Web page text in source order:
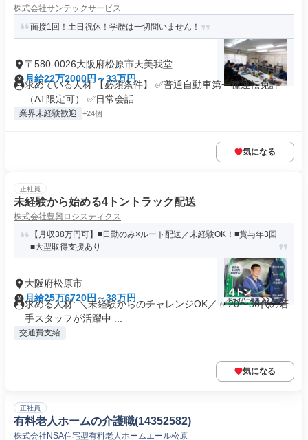
株式会社サンテックサービス
面接1回！土日祝休！学歴は一切問いません！
〒580-0026大阪府松原市天美我堂
月給22万2000円～33万円
求めている人材 【必須条件】 ✅普通自動車第一種運転免許
（AT限定可） ✅日常会話...
業界未経験歓迎 +24個
気になる
正社員
未経験から始める4トントラック配送
株式会社豊興ロジスティクス
【月収38万円可】■日勤のみ×ルート配送／未経験OK！■賞与年3回
■大型取得支援あり
大阪府松原市
月給25万6720円～38万円
求める人材: ＼未経験からのチャレンジOK／ ✅20〜30代の若
手スタッフが活躍中 ...
交通費支給
気になる
正社員
有料老人ホームの介護職(14352582)
株式会社NSA住宅型有料老人ホームエール松原